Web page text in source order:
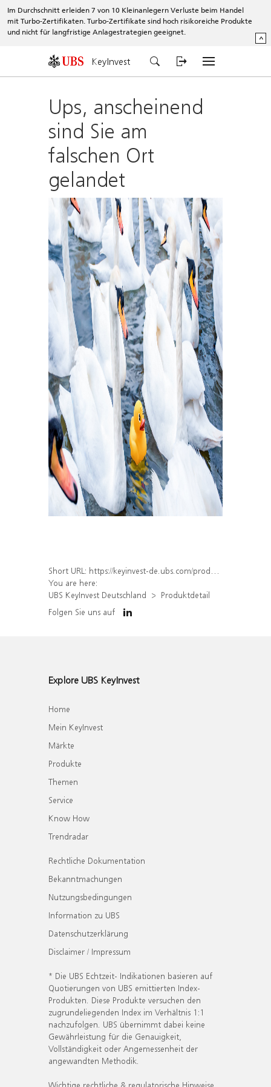
Im Durchschnitt erleiden 7 von 10 Kleinanlegern Verluste beim Handel
mit Turbo-Zertifikaten. Turbo-Zertifikate sind hoch risikoreiche Produkte
und nicht für langfristige Anlagestrategien geeignet.
^
KeyInvest
Ups, anscheinend
sind Sie am
falschen Ort
gelandet
Short URL: https://keyinvest-de.ubs.com/produkt/detail/index/isin/DE000WA37JC8
You are here:
UBS KeyInvest Deutschland
Produktdetail
Folgen Sie uns auf
Explore UBS KeyInvest
Home
Mein KeyInvest
Märkte
Produkte
Themen
Service
Know How
Trendradar
Rechtliche Dokumentation
Bekanntmachungen
Nutzungsbedingungen
Information zu UBS
Datenschutzerklärung
Disclaimer / Impressum
* Die UBS Echtzeit- Indikationen basieren auf
Quotierungen von UBS emittierten Index-
Produkten. Diese Produkte versuchen den
zugrundeliegenden Index im Verhältnis 1:1
nachzufolgen. UBS übernimmt dabei keine
Gewährleistung für die Genauigkeit,
Vollständigkeit oder Angemessenheit der
angewandten Methodik.